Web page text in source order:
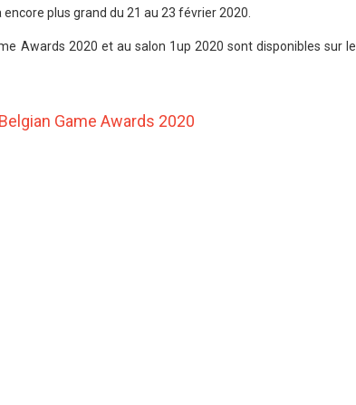
plus grand du 21 au 23 février 2020.
Awards 2020 et au salon 1up 2020 sont disponibles sur le
Game Awards 2020